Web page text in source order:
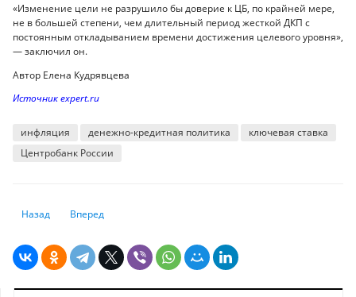
«Изменение цели не разрушило бы доверие к ЦБ, по крайней мере,
не в большей степени, чем длительный период жесткой ДКП с
постоянным откладыванием времени достижения целевого уровня»,
— заключил он.
Автор Елена Кудрявцева
Источник expert.ru
инфляция денежно-кредитная политика
ключевая ставка
Центробанк России
Предыдущий: Каждый третий работающий казахстанец может
Назад Следующий: “Если захотел похудеть на 10 килограммов,
Вперед